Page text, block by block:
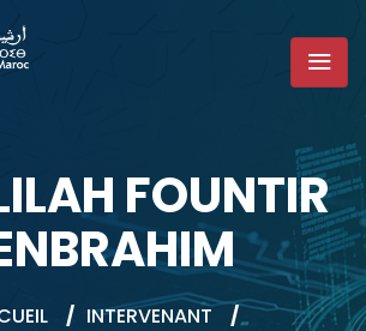
FOUNTIR
/ INTERVENANT
/